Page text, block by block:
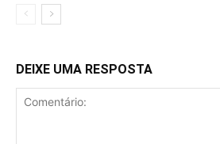
DEIXE UMA RESPOSTA